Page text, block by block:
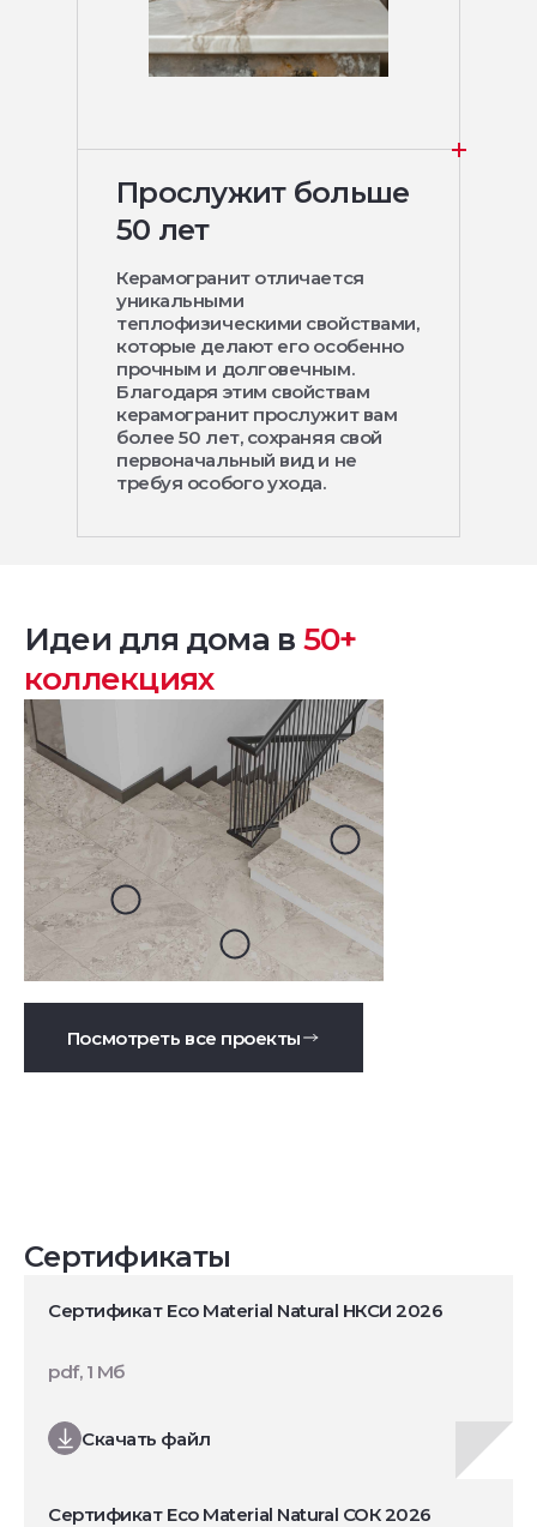
Прослужит больше
50 лет
Керамогранит отличается
уникальными
теплофизическими свойствами,
которые делают его особенно
прочным и долговечным.
Благодаря этим свойствам
керамогранит прослужит вам
более 50 лет, сохраняя свой
первоначальный вид и не
требуя особого ухода.
Идеи для дома в 50+
коллекциях
Посмотреть все проекты
Сертификаты
Сертификат Eco Material Natural НКСИ 2026
Скачать файл
pdf, 1 Мб
Сертификат Eco Material Natural СОК 2026